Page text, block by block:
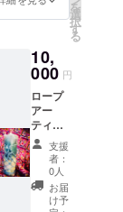
ただく
場合が
ます)
びいた
だきフ
ダーを
承りま
す。 ご
希望の
原材
料、サ
イズ打
ち合わ
せの上
お作り
いたし
を
選
択
す
る
10,
000 円
ロープ
アー
ティス
ト 白
鳥沙也
子 に
よる
アート
支援
者：
0人
お届
け予